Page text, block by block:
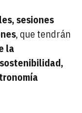
sesiones
, que tendrán
la